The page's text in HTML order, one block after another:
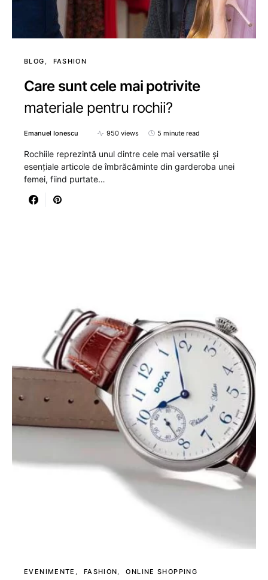
BLOG FASHION
Care sunt cele mai potrivite
materiale pentru rochii?
Emanuel Ionescu 950 views 5 minute read
Rochiile reprezintă unul dintre cele mai versatile și
esențiale articole de îmbrăcăminte din garderoba unei
femei, fiind purtate…
EVENIMENTE FASHION ONLINE SHOPPING